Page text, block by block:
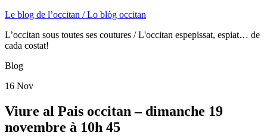
Le blog de l’occitan / Lo blòg occitan
L’occitan sous toutes ses coutures / L'occitan espepissat, espiat… de
cada costat!
Blog
16 Nov
Viure al Pais occitan – dimanche 19
novembre à 10h 45